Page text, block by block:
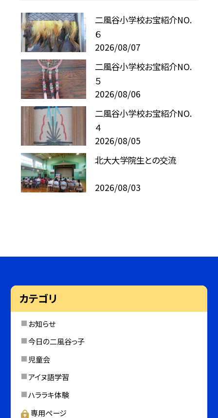
二風谷小学校お宝紹介NO.
６
2026/08/07
二風谷小学校お宝紹介NO.
５
2026/08/06
二風谷小学校お宝紹介NO.
４
2026/08/05
北大大学院生との交流
2026/08/03
カテゴリ
お知らせ
今日の二風谷っ子
児童会
アイヌ語学習
ハララキ体験
専用ページ